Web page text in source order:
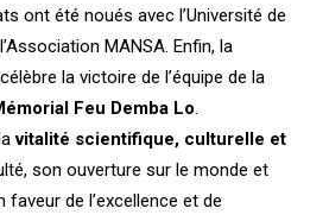
ont été noués avec l’Université de
MANSA. Enfin, la
célèbre la victoire de l’équipe de la
Feu Demba Lo.
vitalité scientifique, culturelle et
son ouverture sur le monde et
de l’excellence et de